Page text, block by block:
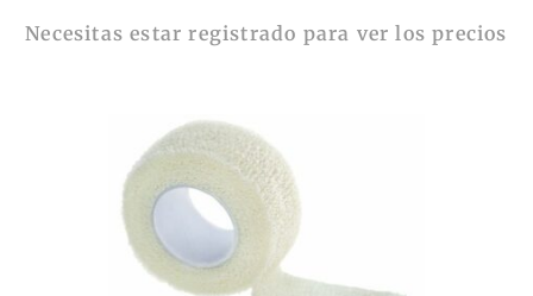
Necesitas estar registrado para ver los precios